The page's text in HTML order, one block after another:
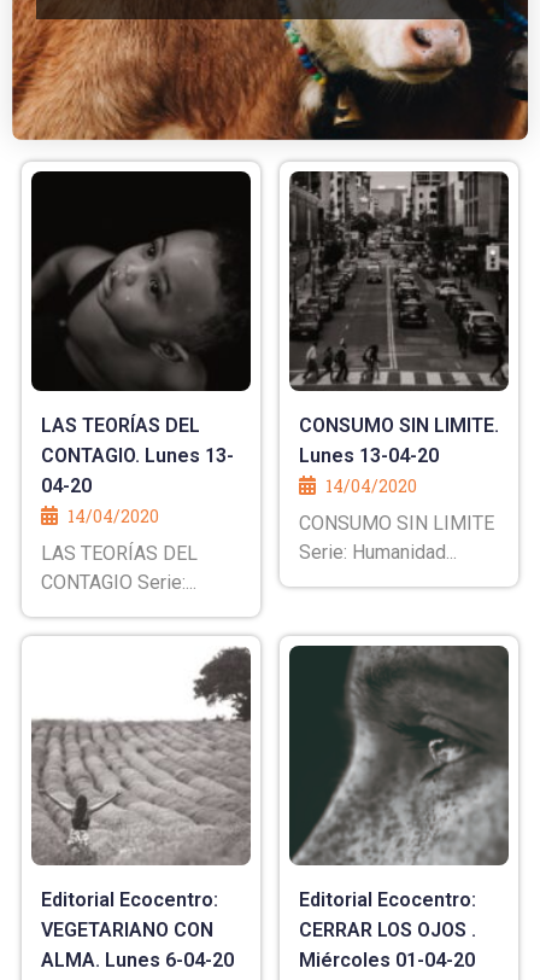
LAS TEORÍAS DEL
CONTAGIO. Lunes 13-
04-20
14/04/2020
LAS TEORÍAS DEL
CONTAGIO Serie:...
CONSUMO SIN LIMITE.
Lunes 13-04-20
14/04/2020
CONSUMO SIN LIMITE
Serie: Humanidad...
Editorial Ecocentro:
VEGETARIANO CON
ALMA. Lunes 6-04-20
Editorial Ecocentro:
CERRAR LOS OJOS .
Miércoles 01-04-20